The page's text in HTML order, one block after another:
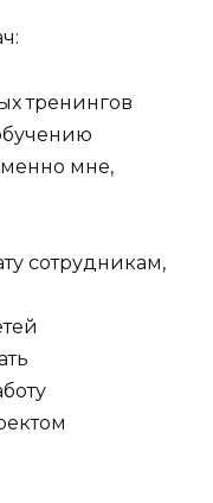
тренингов
мне,
сотрудникам,